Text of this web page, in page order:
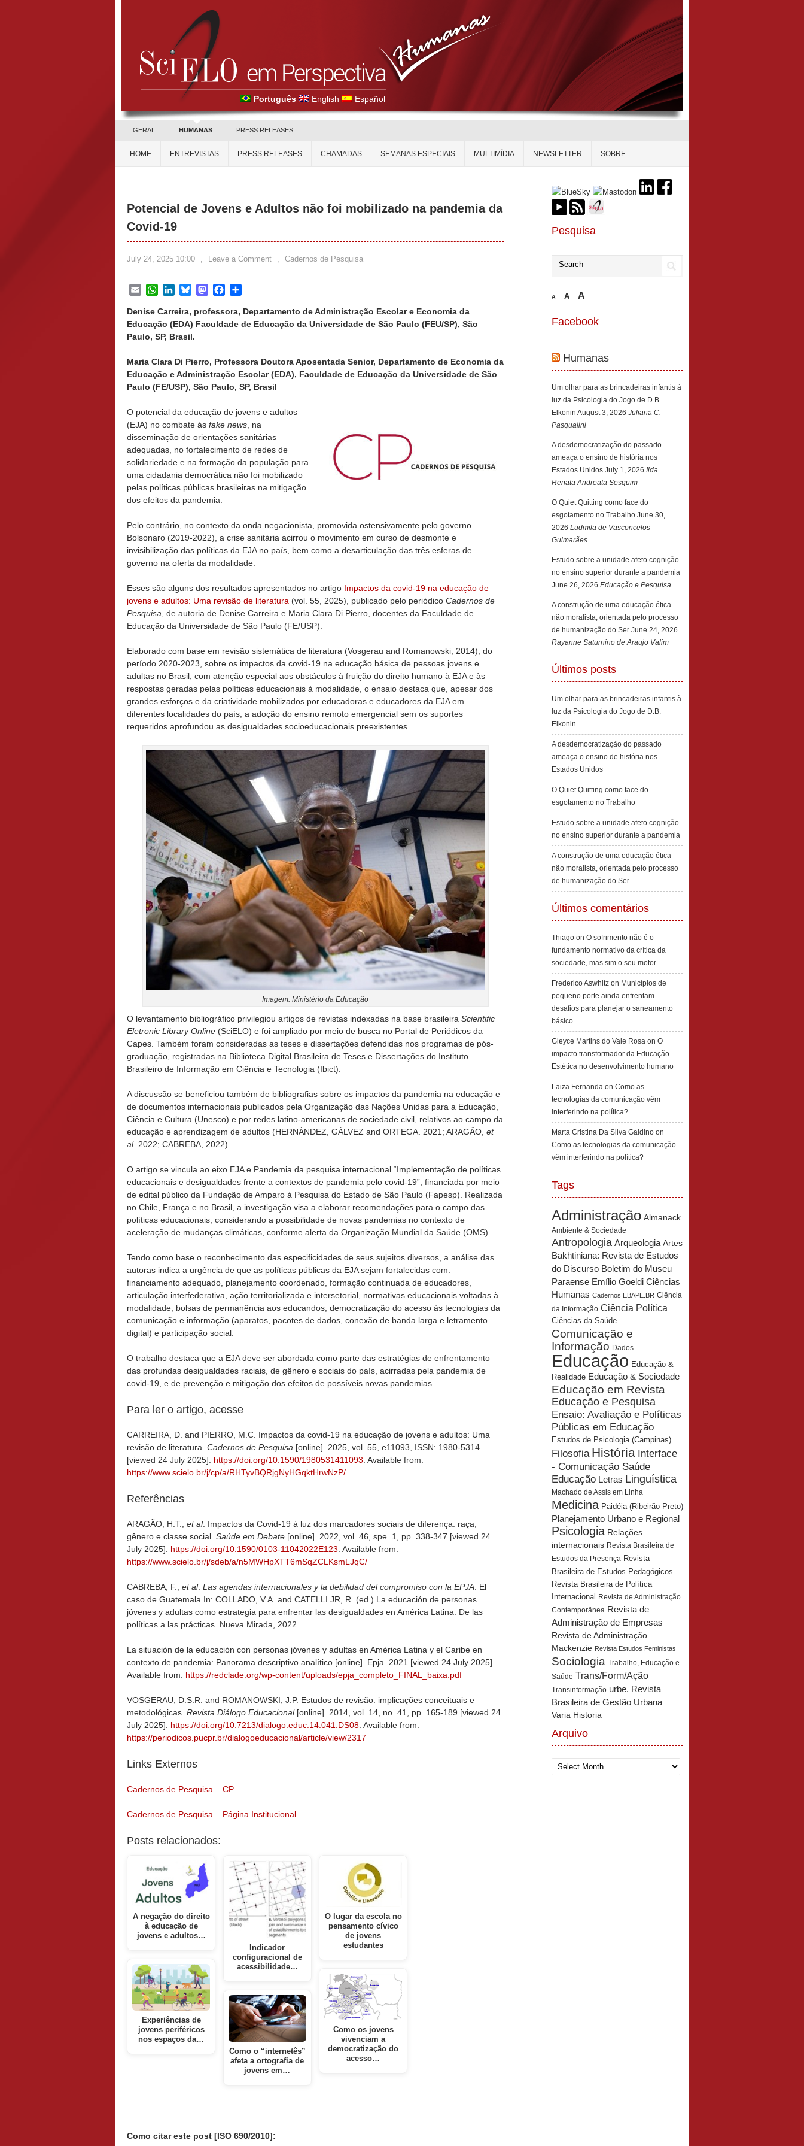
Português English Español
GERAL HUMANAS PRESS RELEASES
HOME ENTREVISTAS PRESS RELEASES CHAMADAS SEMANAS ESPECIAIS MULTIMÍDIA NEWSLETTER SOBRE
Potencial de Jovens e Adultos não foi mobilizado na pandemia da
Covid-19
July 24, 2025 10:00 , Leave a Comment , Cadernos de Pesquisa
EmailWhatsApp
LinkedInBlueskyMastodonFacebook
Denise Carreira, professora, Departamento de Administração Escolar e Economia da
Educação (EDA) Faculdade de Educação da Universidade de São Paulo (FEU/SP), São
Paulo, SP, Brasil.
Maria Clara Di Pierro, Professora Doutora Aposentada Senior, Departamento de Economia da
Educação e Administração Escolar (EDA), Faculdade de Educação da Universidade de São
Paulo (FE/USP), São Paulo, SP, Brasil
O potencial da educação de jovens e adultos
(EJA) no combate às fake news , na
disseminação de orientações sanitárias
adequadas, no fortalecimento de redes de
solidariedade e na formação da população para
uma cidadania democrática não foi mobilizado
pelas políticas públicas brasileiras na mitigação
dos efeitos da pandemia.
Pelo contrário, no contexto da onda negacionista, promovida ostensivamente pelo governo
Bolsonaro (2019-2022), a crise sanitária acirrou o movimento em curso de desmonte e
invisibilização das políticas da EJA no país, bem como a desarticulação das três esferas de
governo na oferta da modalidade.
Esses são alguns dos resultados apresentados no artigo Impactos da covid-19 na educação de
jovens e adultos: Uma revisão de literatura (vol. 55, 2025), publicado pelo periódico Cadernos de
Pesquisa , de autoria de Denise Carreira e Maria Clara Di Pierro, docentes da Faculdade de
Educação da Universidade de São Paulo (FE/USP).
Elaborado com base em revisão sistemática de literatura (Vosgerau and Romanowski, 2014), do
período 2020-2023, sobre os impactos da covid-19 na educação básica de pessoas jovens e
adultas no Brasil, com atenção especial aos obstáculos à fruição do direito humano à EJA e às
respostas geradas pelas políticas educacionais à modalidade, o ensaio destaca que, apesar dos
grandes esforços e da criatividade mobilizados por educadoras e educadores da EJA em
diferentes localidades do país, a adoção do ensino remoto emergencial sem os suportes
requeridos aprofundou as desigualdades socioeducacionais preexistentes.
Imagem: Ministério da Educação
O levantamento bibliográfico privilegiou artigos de revistas indexadas na base brasileira Scientific
Eletronic Library Online (SciELO) e foi ampliado por meio de busca no Portal de Periódicos da
Capes. Também foram consideradas as teses e dissertações defendidas nos programas de pós-
graduação, registradas na Biblioteca Digital Brasileira de Teses e Dissertações do Instituto
Brasileiro de Informação em Ciência e Tecnologia (Ibict).
A discussão se beneficiou também de bibliografias sobre os impactos da pandemia na educação e
de documentos internacionais publicados pela Organização das Nações Unidas para a Educação,
Ciência e Cultura (Unesco) e por redes latino-americanas de sociedade civil, relativos ao campo da
educação e aprendizagem de adultos (HERNÁNDEZ, GÁLVEZ and ORTEGA. 2021; ARAGÃO, et
al. 2022; CABREBA, 2022).
O artigo se vincula ao eixo EJA e Pandemia da pesquisa internacional “Implementação de políticas
educacionais e desigualdades frente a contextos de pandemia pelo covid-19”, financiada por meio
de edital público da Fundação de Amparo à Pesquisa do Estado de São Paulo (Fapesp). Realizada
no Chile, França e no Brasil, a investigação visa a elaborar recomendações para o campo das
políticas educacionais, considerando a possibilidade de novas pandemias no contexto de
aceleração de mudanças climáticas, conforme alerta da Organização Mundial da Saúde (OMS).
Tendo como base o reconhecimento das especificidades de seus sujeitos diversos, a análise das
autoras indica a urgência de que as políticas públicas da EJA sejam fortalecidas com:
financiamento adequado, planejamento coordenado, formação continuada de educadores,
articulação interfederativa, ação territorializada e intersetorial, normativas educacionais voltadas à
modalidade, bolsas de permanência aos educandos, democratização do acesso às tecnologias da
comunicação e informação (aparatos, pacotes de dados, conexão de banda larga e letramento
digital) e participação social.
O trabalho destaca que a EJA deve ser abordada como parte das estratégias de enfrentamento
das profundas desigualdades raciais, de gênero e sociais do país, acirradas pela pandemia de
covid-19, e de prevenção e mitigação dos efeitos de possíveis novas pandemias.
Para ler o artigo, acesse
CARREIRA, D. and PIERRO, M.C. Impactos da covid-19 na educação de jovens e adultos: Uma
revisão de literatura. Cadernos de Pesquisa [online]. 2025, vol. 55, e11093, ISSN: 1980-5314
[viewed 24 July 2025]. https://doi.org/10.1590/1980531411093 . Available from:
https://www.scielo.br/j/cp/a/RHTyvBQRjgNyHGqktHrwNzP/
Referências
ARAGÃO, H.T., et al. Impactos da Covid-19 à luz dos marcadores sociais de diferença: raça,
gênero e classe social. Saúde em Debate [online]. 2022, vol. 46, spe. 1, pp. 338-347 [viewed 24
July 2025]. https://doi.org/10.1590/0103-11042022E123 . Available from:
https://www.scielo.br/j/sdeb/a/n5MWHpXTT6mSqZCLKsmLJqC/
CABREBA, F., et al. Las agendas internacionales y la debilidad del compromiso con la EPJA: El
caso de Guatemala In: COLLADO, V.A. and CATELLI JR, R. (ed.) La educación de personas
jóvenes y adultas como estrategia para enfrentar las desigualdades en América Latina: De las
políticas a las prácticas. Nueva Mirada, 2022
La situación de la educación con personas jóvenes y adultas en América Latina y el Caribe en
contexto de pandemia: Panorama descriptivo analítico [online]. Epja. 2021 [viewed 24 July 2025].
Available from: https://redclade.org/wp-content/uploads/epja_completo_FINAL_baixa.pdf
VOSGERAU, D.S.R. and ROMANOWSKI, J.P. Estudos de revisão: implicações conceituais e
metodológicas. Revista Diálogo Educacional [online]. 2014, vol. 14, no. 41, pp. 165-189 [viewed 24
July 2025]. https://doi.org/10.7213/dialogo.educ.14.041.DS08 . Available from:
https://periodicos.pucpr.br/dialogoeducacional/article/view/2317
Links Externos
Cadernos de Pesquisa – CP
Cadernos de Pesquisa – Página Institucional
Posts relacionados:
A negação do direito
à educação de
jovens e adultos…
Experiências de
jovens periféricos
nos espaços da…
Indicador
configuracional de
acessibilidade…
Como o “internetês”
afeta a ortografia de
jovens em…
O lugar da escola no
pensamento cívico
de jovens
estudantes
Como os jovens
vivenciam a
democratização do
acesso…
Como citar este post [ISO 690/2010]:
Pesquisa
A A A
Facebook
Humanas
Um olhar para as brincadeiras infantis à
luz da Psicologia do Jogo de D.B.
Elkonin August 3, 2026 Juliana C.
Pasqualini
A desdemocratização do passado
ameaça o ensino de história nos
Estados Unidos July 1, 2026 Ilda
Renata Andreata Sesquim
O Quiet Quitting como face do
esgotamento no Trabalho June 30,
2026 Ludmila de Vasconcelos
Guimarães
Estudo sobre a unidade afeto cognição
no ensino superior durante a pandemia
June 26, 2026 Educação e Pesquisa
A construção de uma educação ética
não moralista, orientada pelo processo
de humanização do Ser June 24, 2026
Rayanne Saturnino de Araujo Valim
Últimos posts
Um olhar para as brincadeiras infantis à
luz da Psicologia do Jogo de D.B.
Elkonin
A desdemocratização do passado
ameaça o ensino de história nos
Estados Unidos
O Quiet Quitting como face do
esgotamento no Trabalho
Estudo sobre a unidade afeto cognição
no ensino superior durante a pandemia
A construção de uma educação ética
não moralista, orientada pelo processo
de humanização do Ser
Últimos comentários
Thiago on O sofrimento não é o
fundamento normativo da crítica da
sociedade, mas sim o seu motor
Frederico Aswhitz on Municípios de
pequeno porte ainda enfrentam
desafios para planejar o saneamento
básico
Gleyce Martins do Vale Rosa on O
impacto transformador da Educação
Estética no desenvolvimento humano
Laiza Fernanda on Como as
tecnologias da comunicação vêm
interferindo na política?
Marta Cristina Da Silva Galdino on
Como as tecnologias da comunicação
vêm interferindo na política?
Tags
Administração Almanack
Ambiente & Sociedade
Antropologia Arqueologia Artes
Bakhtiniana: Revista de Estudos
do Discurso Boletim do Museu
Paraense Emílio Goeldi Ciências
Humanas Cadernos EBAPE.BR Ciência
da Informação Ciência Política
Ciências da Saúde
Comunicação e
Informação Dados
Educação Educação &
Realidade Educação & Sociedade
Educação em Revista
Educação e Pesquisa
Ensaio: Avaliação e Políticas
Públicas em Educação
Estudos de Psicologia (Campinas)
Filosofia História Interface
- Comunicação Saúde
Educação Letras Linguística
Machado de Assis em Linha
Medicina Paidéia (Ribeirão Preto)
Planejamento Urbano e Regional
Psicologia Relações
internacionais Revista Brasileira de
Estudos da Presença Revista
Brasileira de Estudos Pedagógicos
Revista Brasileira de Política
Internacional Revista de Administração
Contemporânea Revista de
Administração de Empresas
Revista de Administração
Mackenzie Revista Estudos Feministas
Sociologia Trabalho, Educação e
Saúde Trans/Form/Ação
Transinformação urbe. Revista
Brasileira de Gestão Urbana
Varia Historia
Arquivo
Arquivo